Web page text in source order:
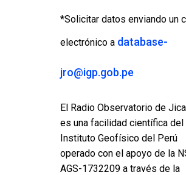
*Solicitar datos enviando un
electrónico a database-
jro@igp.gob.pe
El Radio Observatorio de
es una facilidad científica del
Instituto Geofísico del Perú
operado con el apoyo de la
AGS-1732209 a través de la